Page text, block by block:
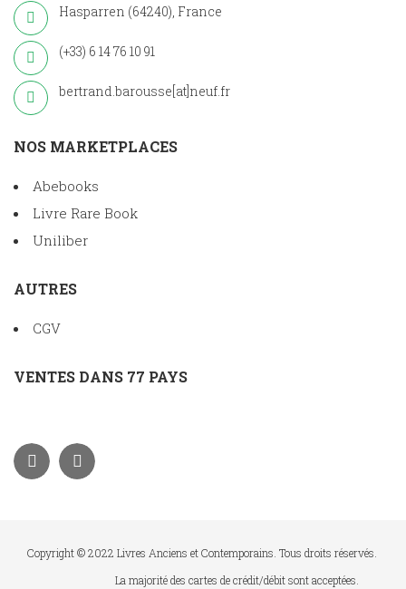
Hasparren (64240), France
(+33) 6 14 76 10 91
bertrand.barousse[at]neuf.fr
NOS MARKETPLACES
Abebooks
Livre Rare Book
Uniliber
AUTRES
CGV
VENTES DANS 77 PAYS
Copyright © 2022 Livres Anciens et Contemporains. Tous droits réservés.
La majorité des cartes de crédit/débit sont acceptées.